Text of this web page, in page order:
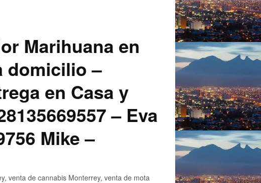
Marihuana en
domicilio –
en Casa y
– Eva
Mike –
venta de cannabis Monterrey, venta de mota